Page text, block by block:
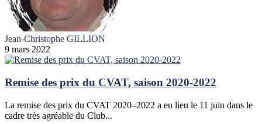
Jean-Christophe GILLION
9 mars 2022
Remise des prix du CVAT, saison 2020-2022
La remise des prix du CVAT 2020–2022 a eu lieu le 11 juin dans le
cadre très agréable du Club...